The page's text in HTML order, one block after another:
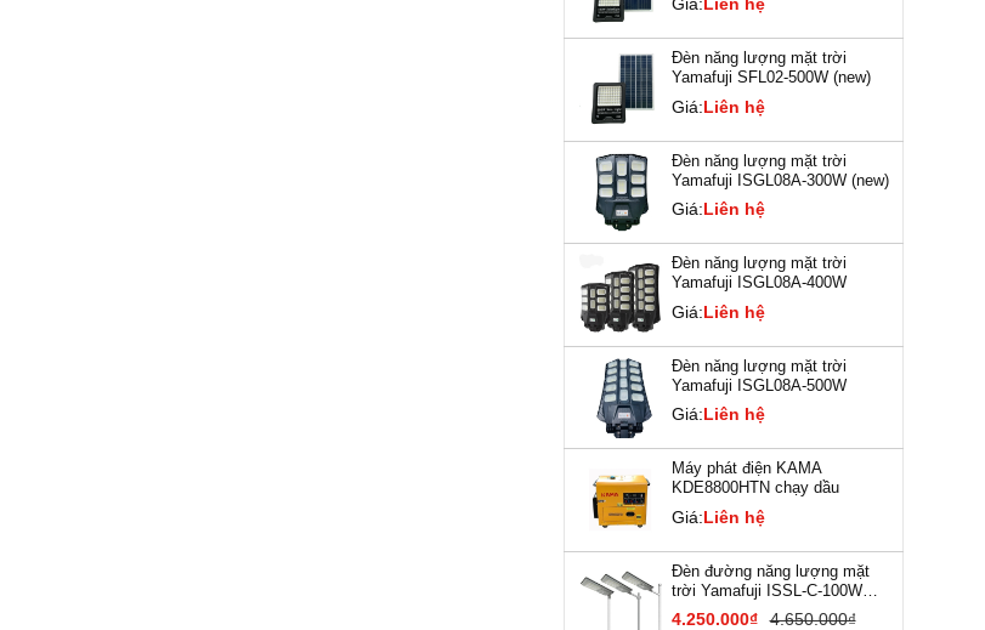
Đèn năng lượng mặt trời
Yamafuji SFL02-500W (new)
Giá:Liên hệ
Đèn năng lượng mặt trời
Yamafuji ISGL08A-300W (new)
Giá:Liên hệ
Đèn năng lượng mặt trời
Yamafuji ISGL08A-400W
Giá:Liên hệ
Đèn năng lượng mặt trời
Yamafuji ISGL08A-500W
Giá:Liên hệ
Máy phát điện KAMA
KDE8800HTN chạy dầu
Giá:Liên hệ
Đèn đường năng lượng mặt
trời Yamafuji ISSL-C-100W
(New)
4.250.000₫ 4.650.000₫